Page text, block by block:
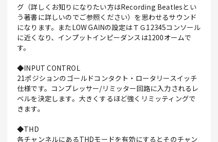
グ（詳しくお知りになりたい方はRecording Beatlesとい
う著書に詳しいのでご参照ください）を思わせるサウンド
になります。またLOW GAINの設定はＴＧ12345コンソール
に近くなり、インプットインピーダンスは1200オームで
す。
◆INPUT CONTROL
21ポジションのゴールドコンタクト・ロータリースイッチ
仕様です。コンプレッサー/リミッター回路に入力されるレ
ベルを決定します。大きくするほど強くリミッティングで
きます。
◆THD
各チャンネルにあるTHDモードを有効にするとそのチャン